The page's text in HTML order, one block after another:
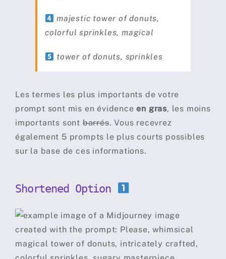
majestic tower of donuts,
colorful sprinkles, magical
tower of donuts, sprinkles
Les termes les plus importants de votre
prompt sont mis en évidenceen gras, les moins
importants sontbarrés. Vous recevrez
également 5 prompts le plus courts possibles
sur la base de ces informations.
Shortened Option